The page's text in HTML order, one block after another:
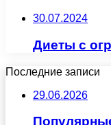
30.07.2024
Диеты с
Последние записи
29.06.2026